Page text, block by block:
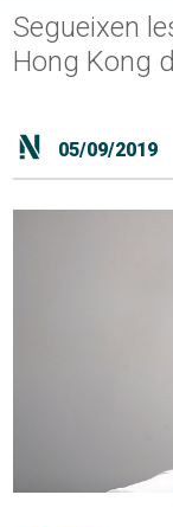
Segueixen
Hong Kong
05/09/2019